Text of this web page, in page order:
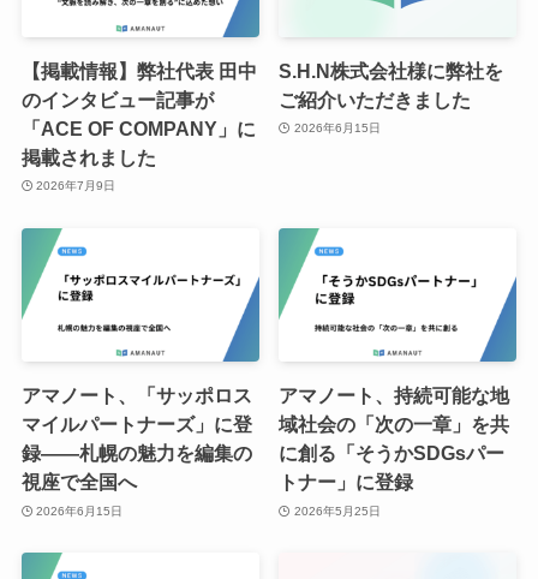
【掲載情報】弊社代表 田中
のインタビュー記事が
「ACE OF COMPANY」に
掲載されました
2026年7月9日
S.H.N株式会社様に弊社を
ご紹介いただきました
2026年6月15日
アマノート、「サッポロス
マイルパートナーズ」に登
録——札幌の魅力を編集の
視座で全国へ
2026年6月15日
アマノート、持続可能な地
域社会の「次の一章」を共
に創る「そうかSDGsパー
トナー」に登録
2026年5月25日